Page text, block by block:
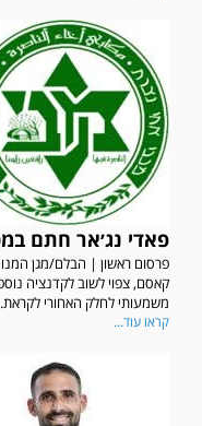
פאדי נג׳אר חתם
פרסום ראשון | הבלם/מגן
קאסם, צפוי לשוב לקדנציה
משמעותי לחלק האחורי
קראו עוד...